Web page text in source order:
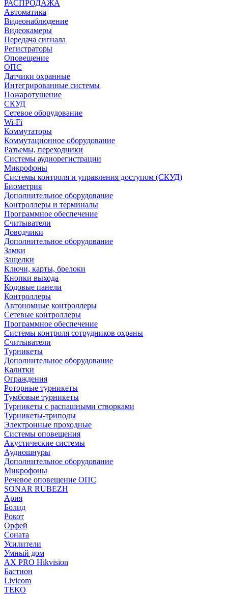
РАСПРОДАЖА
Автоматика
Видеонаблюдение
Видеокамеры
Передача сигнала
Регистраторы
Оповещение
ОПС
Датчики охранные
Интегрированные системы
Пожаротушение
СКУД
Сетевое оборудование
Wi-Fi
Коммутаторы
Коммутационное оборудование
Разъемы, переходники
Системы аудиорегистрации
Микрофоны
Системы контроля и управления доступом (СКУД)
Биометрия
Дополнительное оборудование
Контроллеры и терминалы
Программное обеспечение
Считыватели
Доводчики
Дополнительное оборудование
Замки
Защелки
Ключи, карты, брелоки
Кнопки выхода
Кодовые панели
Контроллеры
Автономные контроллеры
Сетевые контроллеры
Программное обеспечение
Системы контроля сотрудников охраны
Считыватели
Турникеты
Дополнительное оборудование
Калитки
Ограждения
Роторные турникеты
Тумбовые турникеты
Турникеты с распашными створками
Турникеты-триподы
Электронные проходные
Системы оповещения
Акустические системы
Аудиошнуры
Дополнительное оборудование
Микрофоны
Речевое оповещение ОПС
SONAR RUBEZH
Ария
Болид
Рокот
Орфей
Соната
Усилители
Умный дом
AX PRO Hikvision
Бастион
Livicom
ТЕКО